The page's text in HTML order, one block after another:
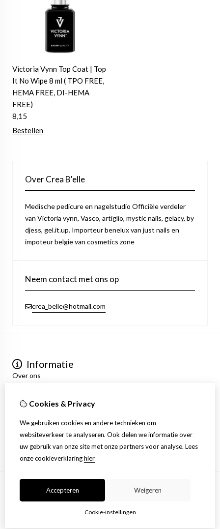
Victoria Vynn Top Coat | Top
It No Wipe 8 ml ( TPO FREE,
HEMA FREE, DI-HEMA
FREE)
8,15
Bestellen
Over Crea B'elle
Medische pedicure en nagelstudio Officiële verdeler
van Victoria vynn, Vasco, artiglio, mystic nails, gelacy, by
djess, gel.it.up. Importeur benelux van just nails en
impoteur belgie van cosmetics zone
Neem contact met ons op
crea_belle@hotmail.com
Informatie
Over ons
Algemene voorwaarden
Mijn account
Inloggen
Bestelhistorie
Verlanglijst
Nieuwsbrief
© Copyright 2026 |TSB
Cookies & Privacy
We gebruiken cookies en andere technieken om
websiteverkeer te analyseren. Ook delen we informatie over
uw gebruik van onze site met onze partners voor analyse. Lees
onze cookieverklaringhier
Accepteren Weigeren
Cookie-instellingen